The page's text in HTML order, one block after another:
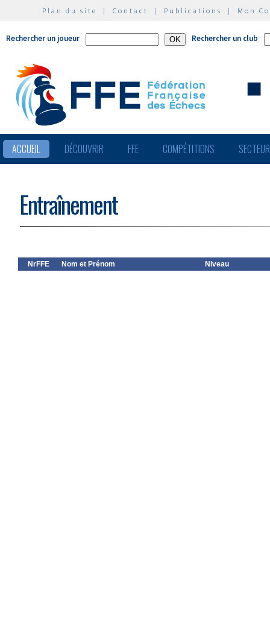
Plan du site | Contact | Publications | Mon
Rechercher un joueur Rechercher un club
ACCUEIL DÉCOUVRIR FFE COMPÉTITIONS
Entraînement
NrFFE Nom et Prénom Niveau